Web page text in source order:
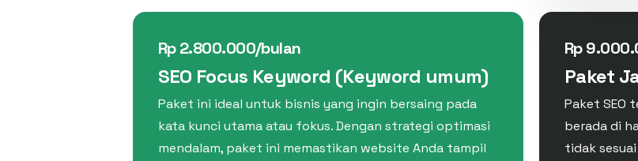
Rp 2.800.000/bulan
SEO Focus Keyword (Keyword umum)
Paket ini ideal untuk bisnis yang ingin bersaing pada
kata kunci utama atau fokus. Dengan strategi optimasi
mendalam, paket ini memastikan website Anda tampil
Rp
Paket
Paket SEO
berada di
tidak